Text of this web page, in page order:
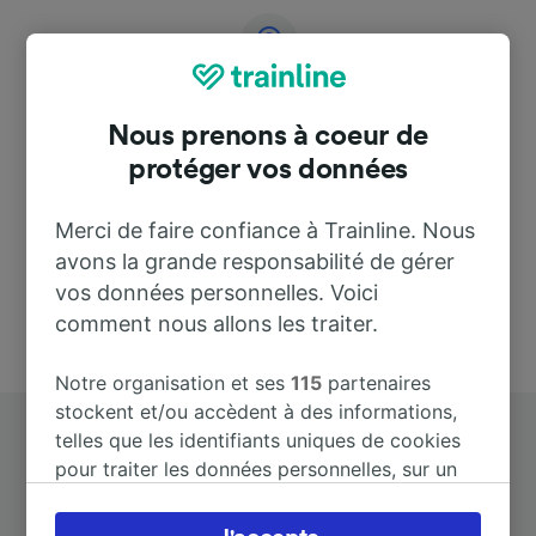
Adresse
43882 Segur de Calafell
Spain
Nous prenons à coeur de
protéger vos données
Merci de faire confiance à Trainline. Nous
avons la grande responsabilité de gérer
vos données personnelles. Voici
comment nous allons les traiter.
Notre organisation et ses115 partenaires
stockent et/ou accèdent à des informations,
telles que les identifiants uniques de cookies
pour traiter les données personnelles, sur un
préférences, notamment en exerçant votre